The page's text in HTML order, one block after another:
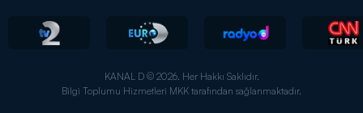
KANAL D © 2026. Her Hakkı Saklıdır.
Bilgi Toplumu Hizmetleri MKK tarafından sağlanmaktadır.